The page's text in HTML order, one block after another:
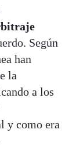
Según
han
la
a los
y como era